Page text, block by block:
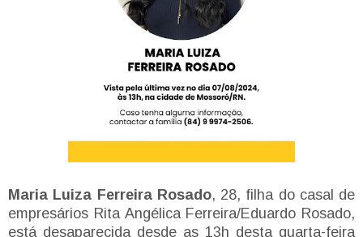
Maria Luiza Ferreira Rosado, 28, filha do casal de
empresários Rita Angélica Ferreira/Eduardo Rosado,
está desaparecida desde as 13h desta quarta-feira